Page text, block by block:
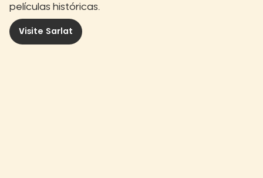
películas históricas.
Visite Sarlat